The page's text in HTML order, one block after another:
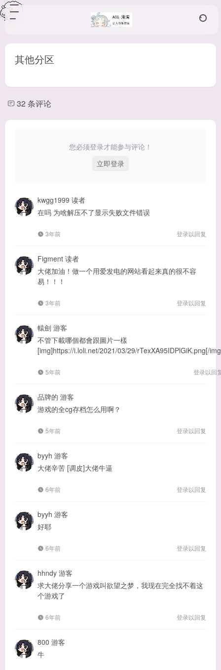
其他分区
32 条评论
您必须登录才能参与评论！
立即登录
kwgg1999 读者
在吗 为啥解压不了显示失败文件错误
3年前 登录以回复
Figment 读者
大佬加油！做一个用爱发电的网站看起来真的很不容
易！！！
3年前 登录以回复
轅劍 游客
不管下載哪個都會跟圖片一樣
[img]https://i.loli.net/2021/03/29/rTexXA95IDPlGiK.png[/
5年前 登录以回
品牌的 游客
游戏的全cg存档怎么用啊？
5年前 登录以回复
byyh 游客
大佬辛苦 [调皮]大佬牛逼
6年前 登录以回复
byyh 游客
好耶
6年前 登录以回复
hhndy 游客
求大佬分享一个游戏叫欲望之梦，我现在完全找不着这
个游戏了
6年前 登录以回复
800 游客
牛